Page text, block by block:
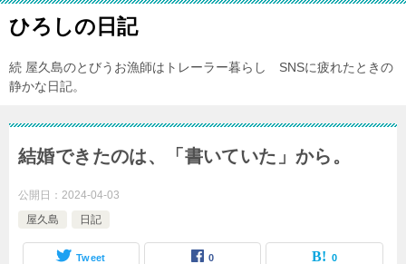
ひろしの日記
続 屋久島のとびうお漁師はトレーラー暮らし SNSに疲れたときの
静かな日記。
結婚できたのは、「書いていた」から。
公開日： 2024-04-03
屋久島
日記
Tweet 0 0